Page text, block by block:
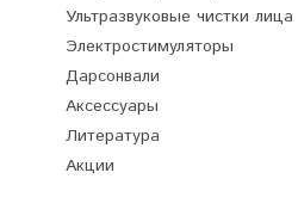
Ультразвуковые чистки лица
Электростимуляторы
Дарсонвали
Аксессуары
Литература
Акции